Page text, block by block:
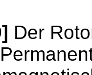
Der